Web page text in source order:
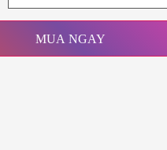
MUA NGAY